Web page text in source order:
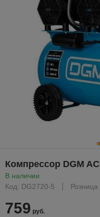
Компрессор DGM
В наличии
Код: DG2720-5
Розница
759 руб.